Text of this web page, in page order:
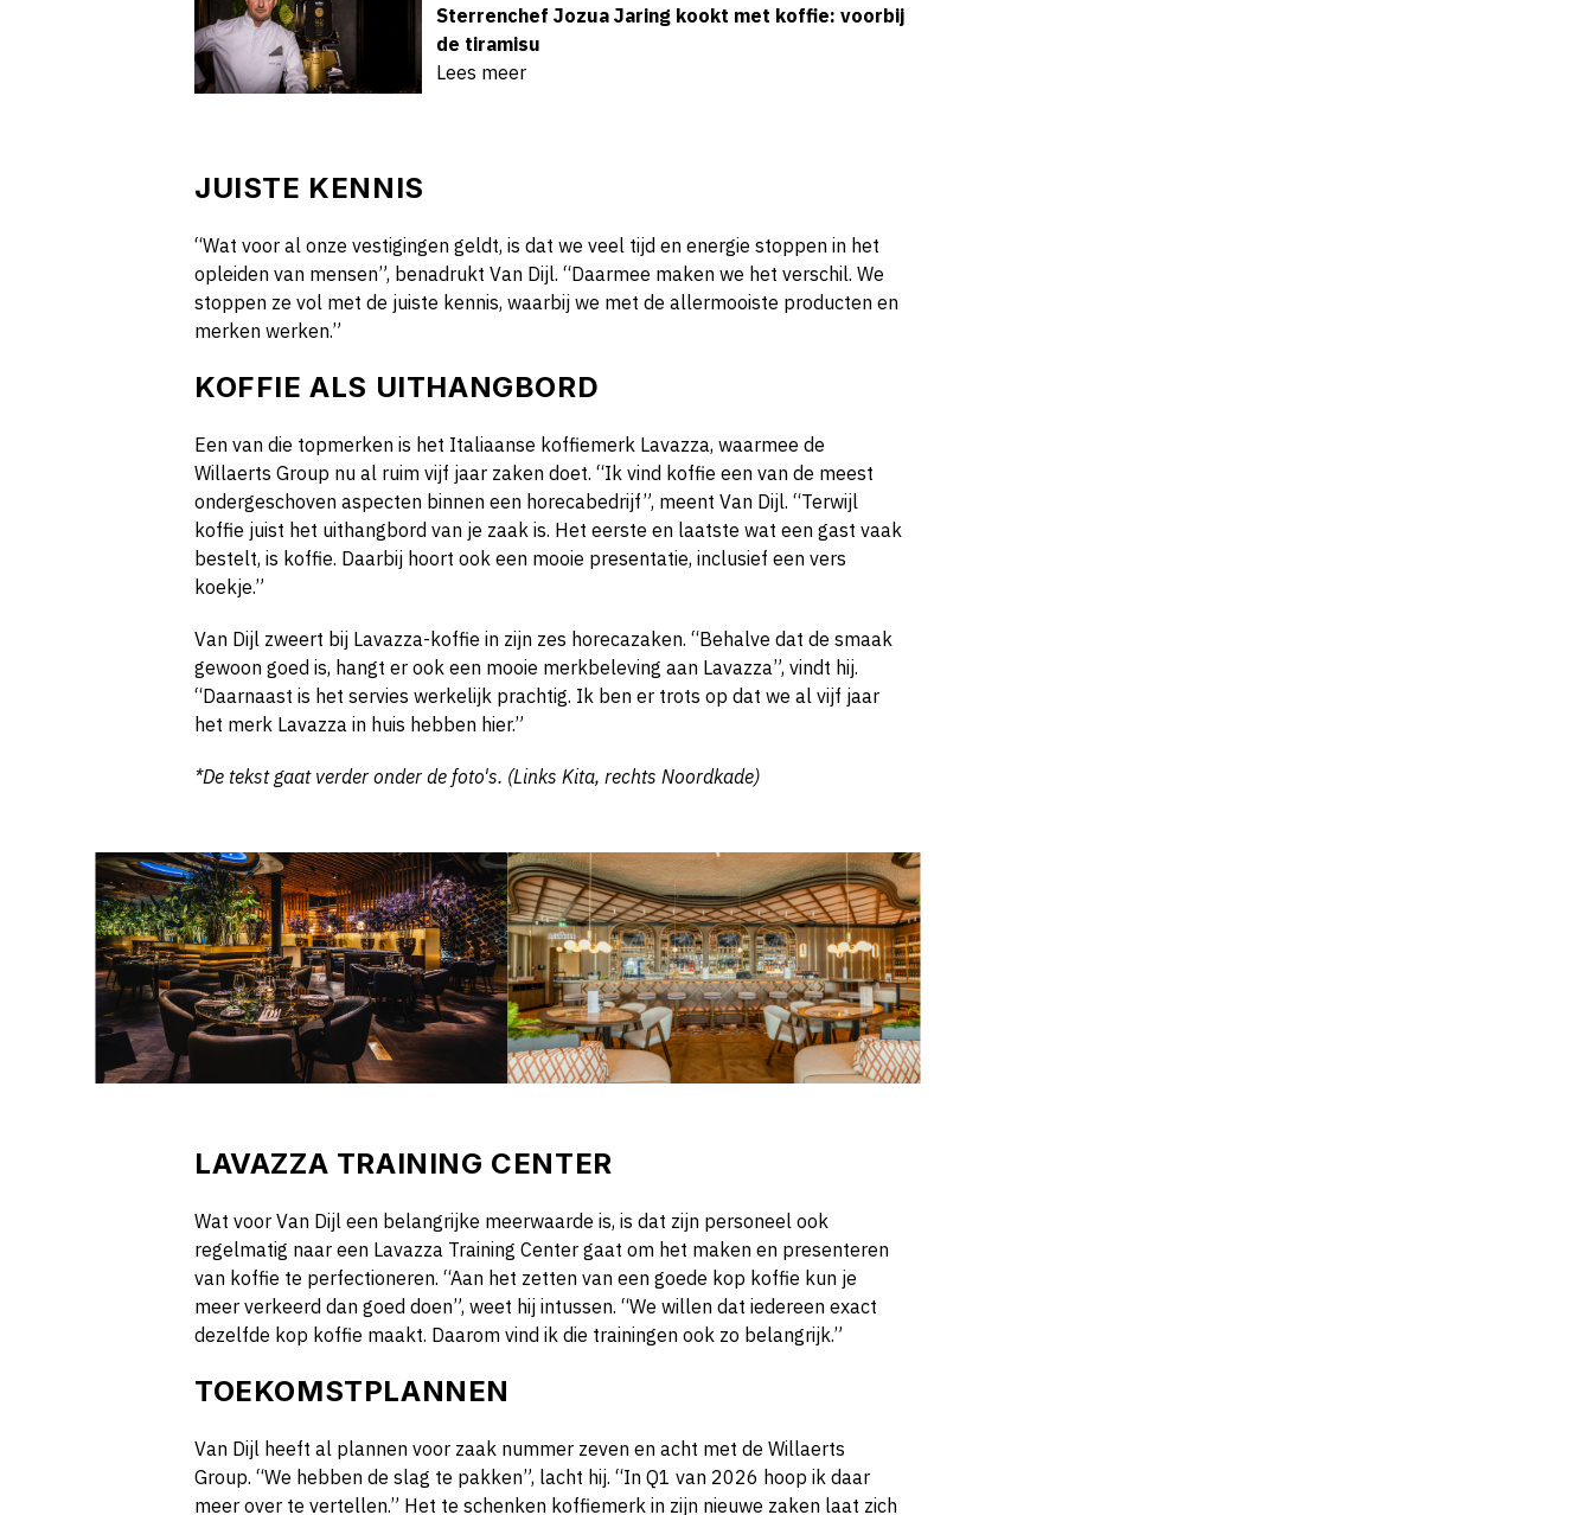
Sterrenchef Jozua Jaring kookt met koffie: voorbij
de tiramisu
Lees meer
JUISTE KENNIS
“Wat voor al onze vestigingen geldt, is dat we veel tijd en energie stoppen in het
opleiden van mensen”, benadrukt Van Dijl. “Daarmee maken we het verschil. We
stoppen ze vol met de juiste kennis, waarbij we met de allermooiste producten en
merken werken.”
KOFFIE ALS UITHANGBORD
Een van die topmerken is het Italiaanse koffiemerk Lavazza, waarmee de
Willaerts Group nu al ruim vijf jaar zaken doet. “Ik vind koffie een van de meest
ondergeschoven aspecten binnen een horecabedrijf”, meent Van Dijl. “Terwijl
koffie juist het uithangbord van je zaak is. Het eerste en laatste wat een gast vaak
bestelt, is koffie. Daarbij hoort ook een mooie presentatie, inclusief een vers
koekje.”
Van Dijl zweert bij Lavazza-koffie in zijn zes horecazaken. “Behalve dat de smaak
gewoon goed is, hangt er ook een mooie merkbeleving aan Lavazza”, vindt hij.
“Daarnaast is het servies werkelijk prachtig. Ik ben er trots op dat we al vijf jaar
het merk Lavazza in huis hebben hier.”
*De tekst gaat verder onder de foto's. (Links Kita, rechts Noordkade)
LAVAZZA TRAINING CENTER
Wat voor Van Dijl een belangrijke meerwaarde is, is dat zijn personeel ook
regelmatig naar een Lavazza Training Center gaat om het maken en presenteren
van koffie te perfectioneren. “Aan het zetten van een goede kop koffie kun je
meer verkeerd dan goed doen”, weet hij intussen. “We willen dat iedereen exact
dezelfde kop koffie maakt. Daarom vind ik die trainingen ook zo belangrijk.”
TOEKOMSTPLANNEN
Van Dijl heeft al plannen voor zaak nummer zeven en acht met de Willaerts
Group. “We hebben de slag te pakken”, lacht hij. “In Q1 van 2026 hoop ik daar
meer over te vertellen.” Het te schenken koffiemerk in zijn nieuwe zaken laat zich